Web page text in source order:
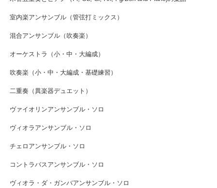
室内楽アンサンブル（管弦打ミックス）
混合アンサンブル（吹奏楽）
オーケストラ（小・中・大編成）
吹奏楽（小・中・大編成・基礎練習）
二重奏（異楽器デュエット）
ヴァイオリンアンサンブル・ソロ
ヴィオラアンサンブル・ソロ
チェロアンサンブル・ソロ
コントラバスアンサンブル・ソロ
ヴィオラ・ダ・ガンバアンサンブル・ソロ